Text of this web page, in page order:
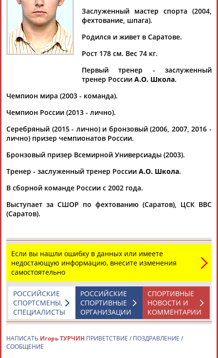
Аслаудин
АБАЕВ
АБАИМОВА
Мария
АБАКУМОВА
Юлия
Тамилла
АБАСОВА
Рамазан
АБАЧАРАЕВ
Ростом
АБАШИДЗЕ
Флюра
АББАТЕ-
Татьяна
АББЯСОВА
Акжана
АБДИКАРИМОВА
Артур
Каримжан
Аделя
Андрей
Герман
Заслуженный мастер спорта (2004,
фехтование, шпага).
Родился и живет в Саратове.
Рост 178 см. Вес 74 кг.
Первый тренер - заслуженный
тренер России А.О. Школа.
Чемпион мира (2003 - команда).
Чемпион России (2013 - лично).
Серебряный (2015 - лично) и бронзовый (2006, 2007, 2016 -
лично) призер чемпионатов России.
Бронзовый призер Всемирной Универсиады (2003).
Тренер - заслуженный тренер России А.О. Школа.
В сборной команде России с 2002 года.
Выступает за СШОР по фехтованию (Саратов), ЦСК ВВС
(Саратов).
Если вы нашли ошибку в данных или имеете
недостающую информацию, внесите изменения
самостоятельно
СПОРТИВНЫЕ
НОВОСТИ И
КОММЕНТАРИИ
РОССИЙСКИЕ
СПОРТИВНЫЕ
ОРГАНИЗАЦИИ
РОССИЙСКИЕ
СПОРТСМЕНЫ,
СПЕЦИАЛИСТЫ
НАПИСАТЬ Игорь ТУРЧИН ПРИВЕТСТВИЕ / ПОЗДРАВЛЕНИЕ /
СООБЩЕНИЕ